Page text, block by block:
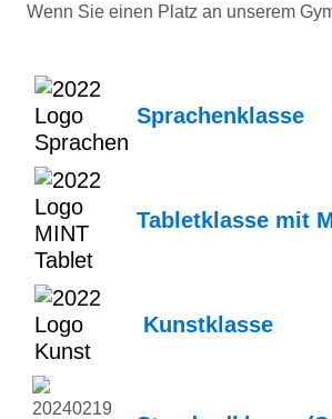
Wenn Sie einen Platz an unserem
Sprachenklasse
Tabletklasse mit
Kunstklasse